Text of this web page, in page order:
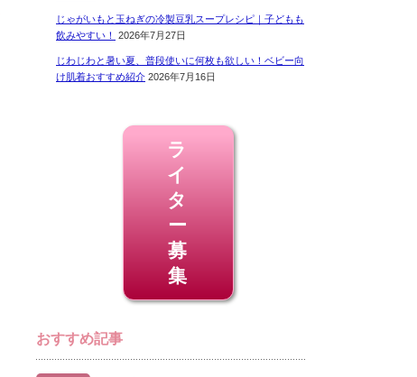
じゃがいもと玉ねぎの冷製豆乳スープレシピ｜子どもも
飲みやすい！
2026年7月27日
じわじわと暑い夏、普段使いに何枚も欲しい！ベビー向
け肌着おすすめ紹介 2026年7月16日
ラ
イ
タ
ー
募
集
おすすめ記事